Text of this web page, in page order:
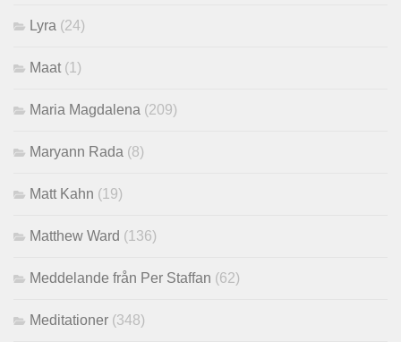
Lyra (24)
Maat (1)
Maria Magdalena (209)
Maryann Rada (8)
Matt Kahn (19)
Matthew Ward (136)
Meddelande från Per Staffan (62)
Meditationer (348)